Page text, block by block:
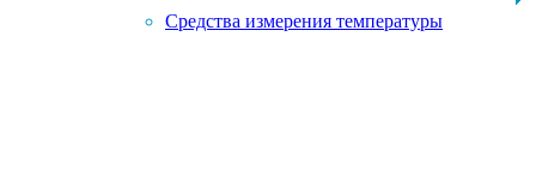
Средства измерения температуры